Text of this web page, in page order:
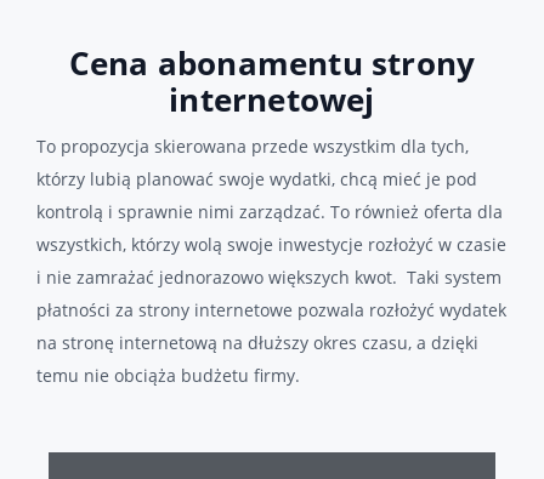
Cena abonamentu strony
internetowej
To propozycja skierowana przede wszystkim dla tych,
którzy lubią planować swoje wydatki, chcą mieć je pod
kontrolą i sprawnie nimi zarządzać. To również oferta dla
wszystkich, którzy wolą swoje inwestycje rozłożyć w czasie
i nie zamrażać jednorazowo większych kwot. Taki system
płatności za strony internetowe pozwala rozłożyć wydatek
na stronę internetową na dłuższy okres czasu, a dzięki
temu nie obciąża budżetu firmy.